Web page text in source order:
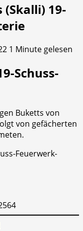
(Skalli) 19-
1 Minute gelesen
Schuss-
Buketts von
von gefächerten